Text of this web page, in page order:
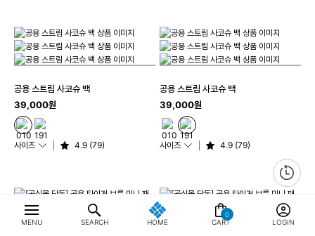
MENU SEARCH HOME
0
CART LOGIN
공용 스트림 사코슈 백
39,000원
사이즈 4.9 (79)
공용 스트림 사코슈 백
39,000원
사이즈 4.9 (79)